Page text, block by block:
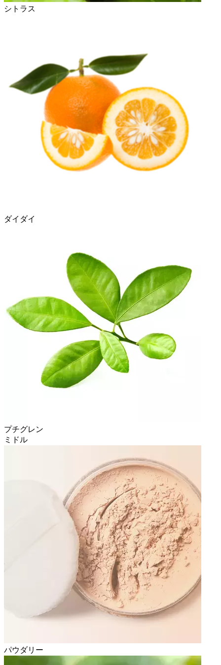
シトラス
ダイダイ
プチグレン
ミドル
パウダリー